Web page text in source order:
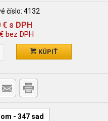
číslo: 4132
€ s DPH
€ bez DPH
KÚPIŤ
- 347 sad